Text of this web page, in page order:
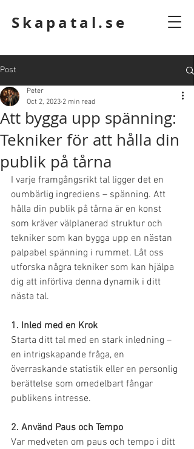
Skapatal.se
Post
Att bygga upp spänning:
Tekniker för att hålla din
publik på tårna
Peter
Oct 2, 2023 2 min read
I varje framgångsrikt tal ligger det en
oumbärlig ingrediens – spänning. Att
hålla din publik på tårna är en konst
som kräver välplanerad struktur och
tekniker som kan bygga upp en nästan
palpabel spänning i rummet. Låt oss
utforska några tekniker som kan hjälpa
dig att införliva denna dynamik i ditt
nästa tal.
1. Inled med en Krok
Starta ditt tal med en stark inledning –
en intrigskapande fråga, en
överraskande statistik eller en personlig
berättelse som omedelbart fångar
publikens intresse.
2. Använd Paus och Tempo
Var medveten om paus och tempo i ditt